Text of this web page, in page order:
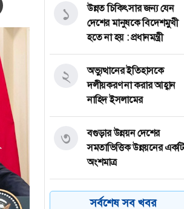
উন্নত চিকিৎসার জন্য যেন
দেশের মানুষকে বিদেশমুখী
হতে না হয় : প্রধানমন্ত্রী
১
অভ্যুত্থানের ইতিহাসকে
দলীয়করণ না করার আহ্বান
নাহিদ ইসলামের
২
বগুড়ার উন্নয়ন দেশের
সমতাভিত্তিক উন্নয়নের
অংশমাত্র
৩
রাজধানীতে ডিএমপির
সর্বশেষ সব খবর